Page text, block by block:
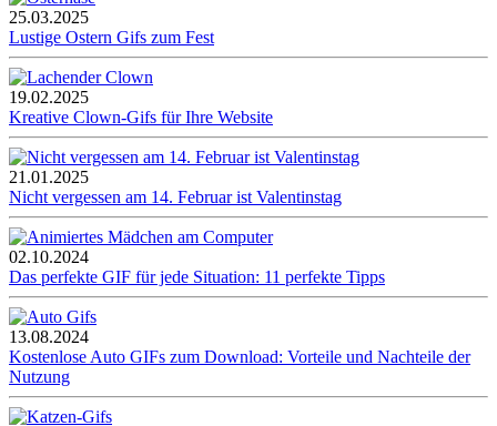
25.03.2025
Lustige Ostern Gifs zum Fest
19.02.2025
Kreative Clown-Gifs für Ihre Website
21.01.2025
Nicht vergessen am 14. Februar ist Valentinstag
02.10.2024
Das perfekte GIF für jede Situation: 11 perfekte Tipps
13.08.2024
Kostenlose Auto GIFs zum Download: Vorteile und Nachteile der
Nutzung